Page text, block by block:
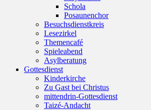
Schola
Posaunenchor
Besuchsdienstkreis
Lesezirkel
Themencafé
Spieleabend
Asylberatung
Gottesdienst
Kinderkirche
Zu Gast bei Christus
mittendrin-Gottesdienst
Taizé-Andacht